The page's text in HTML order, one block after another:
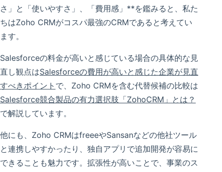
さ」と「使いやすさ」、「費用感」**を鑑みると、私た
ちはZoho CRMがコスパ最強のCRMであると考えてい
ます。
Salesforceの料金が高いと感じている場合の具体的な見
直し観点はSalesforceの費用が高いと感じた企業が見直
すべきポイント で、Zoho CRMを含む代替候補の比較は
Salesforce競合製品の有力選択肢「ZohoCRM」とは？
で解説しています。
他にも、Zoho CRMはfreeeやSansanなどの他社ツール
と連携しやすかったり、独自アプリで追加開発が容易に
できることも魅力です。拡張性が高いことで、事業のス